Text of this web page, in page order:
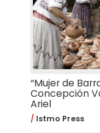
“Mujer de
Concepción
Ariel
Istmo Press